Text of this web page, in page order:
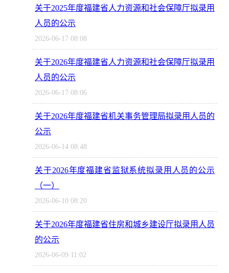
2026-06-17 08:08
关于2025年度福建省人力资源和社会保障厅拟录用
人员的公示
2026-06-17 08:06
关于2026年度福建省人力资源和社会保障厅拟录用
人员的公示
2026-06-14 08:48
关于2026年度福建省机关事务管理局拟录用人员的
公示
2026-06-10 08:20
关于2026年度福建省监狱系统拟录用人员的公示
（一）
2026-06-09 11:02
关于2026年度福建省住房和城乡建设厅拟录用人员
的公示